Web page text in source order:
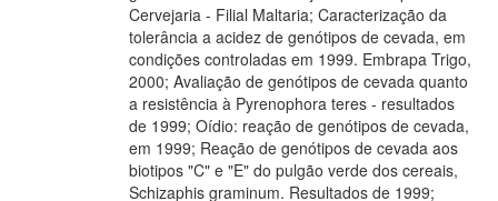
Cervejaria - Filial Maltaria; Caracterização da
tolerância a acidez de genótipos de cevada, em
condições controladas em 1999. Embrapa Trigo,
2000; Avaliação de genótipos de cevada quanto
a resistência à Pyrenophora teres - resultados
de 1999; Oídio: reação de genótipos de cevada,
em 1999; Reação de genótipos de cevada aos
biotipos "C" e "E" do pulgão verde dos cereais,
Schizaphis graminum. Resultados de 1999;